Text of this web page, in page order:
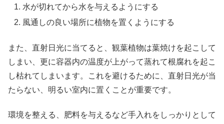
水が切れてから水を与えるようにする
風通しの良い場所に植物を置くようにする
また、直射日光に当てると、観葉植物は葉焼けを起こして
しまい、更に容器内の温度が上がって蒸れて根腐れを起こ
し枯れてしまいます。これを避けるために、直射日光が当
たらない、明るい室内に置くことが重要です。
環境を整える、肥料を与えるなど手入れをしっかりとして